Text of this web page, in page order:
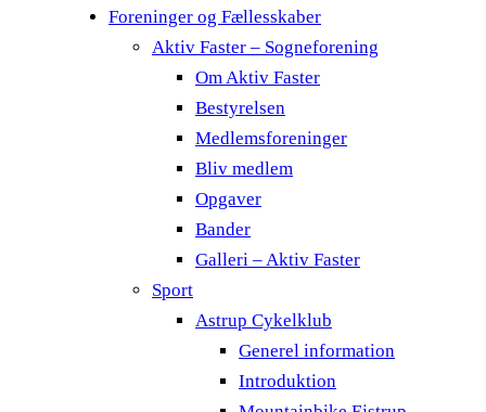
Foreninger og Fællesskaber
Aktiv Faster – Sogneforening
Om Aktiv Faster
Bestyrelsen
Medlemsforeninger
Bliv medlem
Opgaver
Bander
Galleri – Aktiv Faster
Sport
Astrup Cykelklub
Generel information
Introduktion